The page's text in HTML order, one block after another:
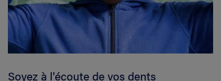
Soyez à l'écoute de vos dents